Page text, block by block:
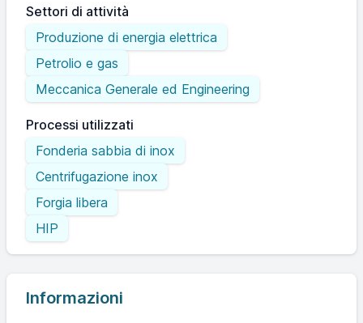
Settori di attività
Produzione di energia elettrica
Petrolio e gas
Meccanica Generale ed Engineering
Processi utilizzati
Fonderia sabbia di inox
Centrifugazione inox
Forgia libera
HIP
Informazioni